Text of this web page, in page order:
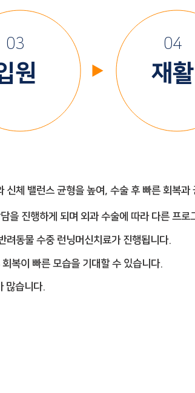
원
03
​​재활
04
▶
신체 밸런스 균형을 높여, 수술 후 빠른 회복
을 진행하게 되며 외과 수술에 따라 다른 프
려동물 수중 런닝머신치료가 진행됩니다.
복이 빠른 모습을 기대할 수 있습니다.
많습니다.